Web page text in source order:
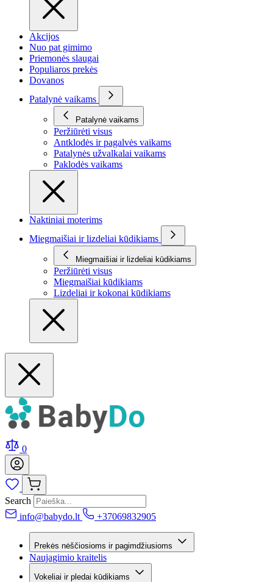
Akcijos
Nuo pat gimimo
Priemonės slaugai
Populiaros prekės
Dovanos
Patalynė vaikams
Patalynė vaikams
Peržiūrėti visus
Antklodės ir pagalvės vaikams
Patalynės užvalkalai vaikams
Paklodės vaikams
Naktiniai moterims
Miegmaišiai ir lizdeliai kūdikiams
Miegmaišiai ir lizdeliai kūdikiams
Peržiūrėti visus
Miegmaišiai kūdikiams
Lizdeliai ir kokonai kūdikiams
0
Search
info@babydo.lt
+37069832905
Prekės nėščiosioms ir pagimdžiusioms
Naujagimio kraitelis
Vokeliai ir pledai kūdikiams